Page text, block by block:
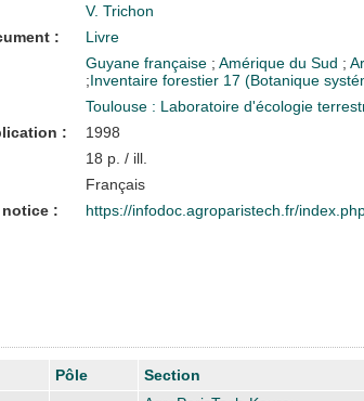
V. Trichon
:
Livre
Guyane française ; Amérique du Sud ;
;Inventaire forestier 17 (Botanique
Toulouse : Laboratoire d'écologie
:
1998
18 p. / ill.
Français
:
https://infodoc.agroparistech.fr/
Pôle Section